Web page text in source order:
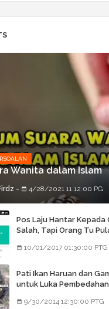
Wanita dalam Islam
4/28/2021 11:12:00 PG
Pos Laju Hantar Kepada
Salah, Tapi Orang Tu
10/01/2017 01:30:00 PTG
Pati Ikan Haruan dan
untuk Luka
9/30/2014 12:30:00 PTG